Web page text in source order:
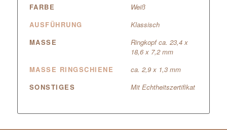
FARBE
Weiß
AUSFÜHRUNG
Klassisch
MASSE
Ringkopf ca. 23,4 x
18,6 x 7,2 mm
MASSE RINGSCHIENE
ca. 2,9 x 1,3 mm
SONSTIGES
Mit Echtheitszertifikat